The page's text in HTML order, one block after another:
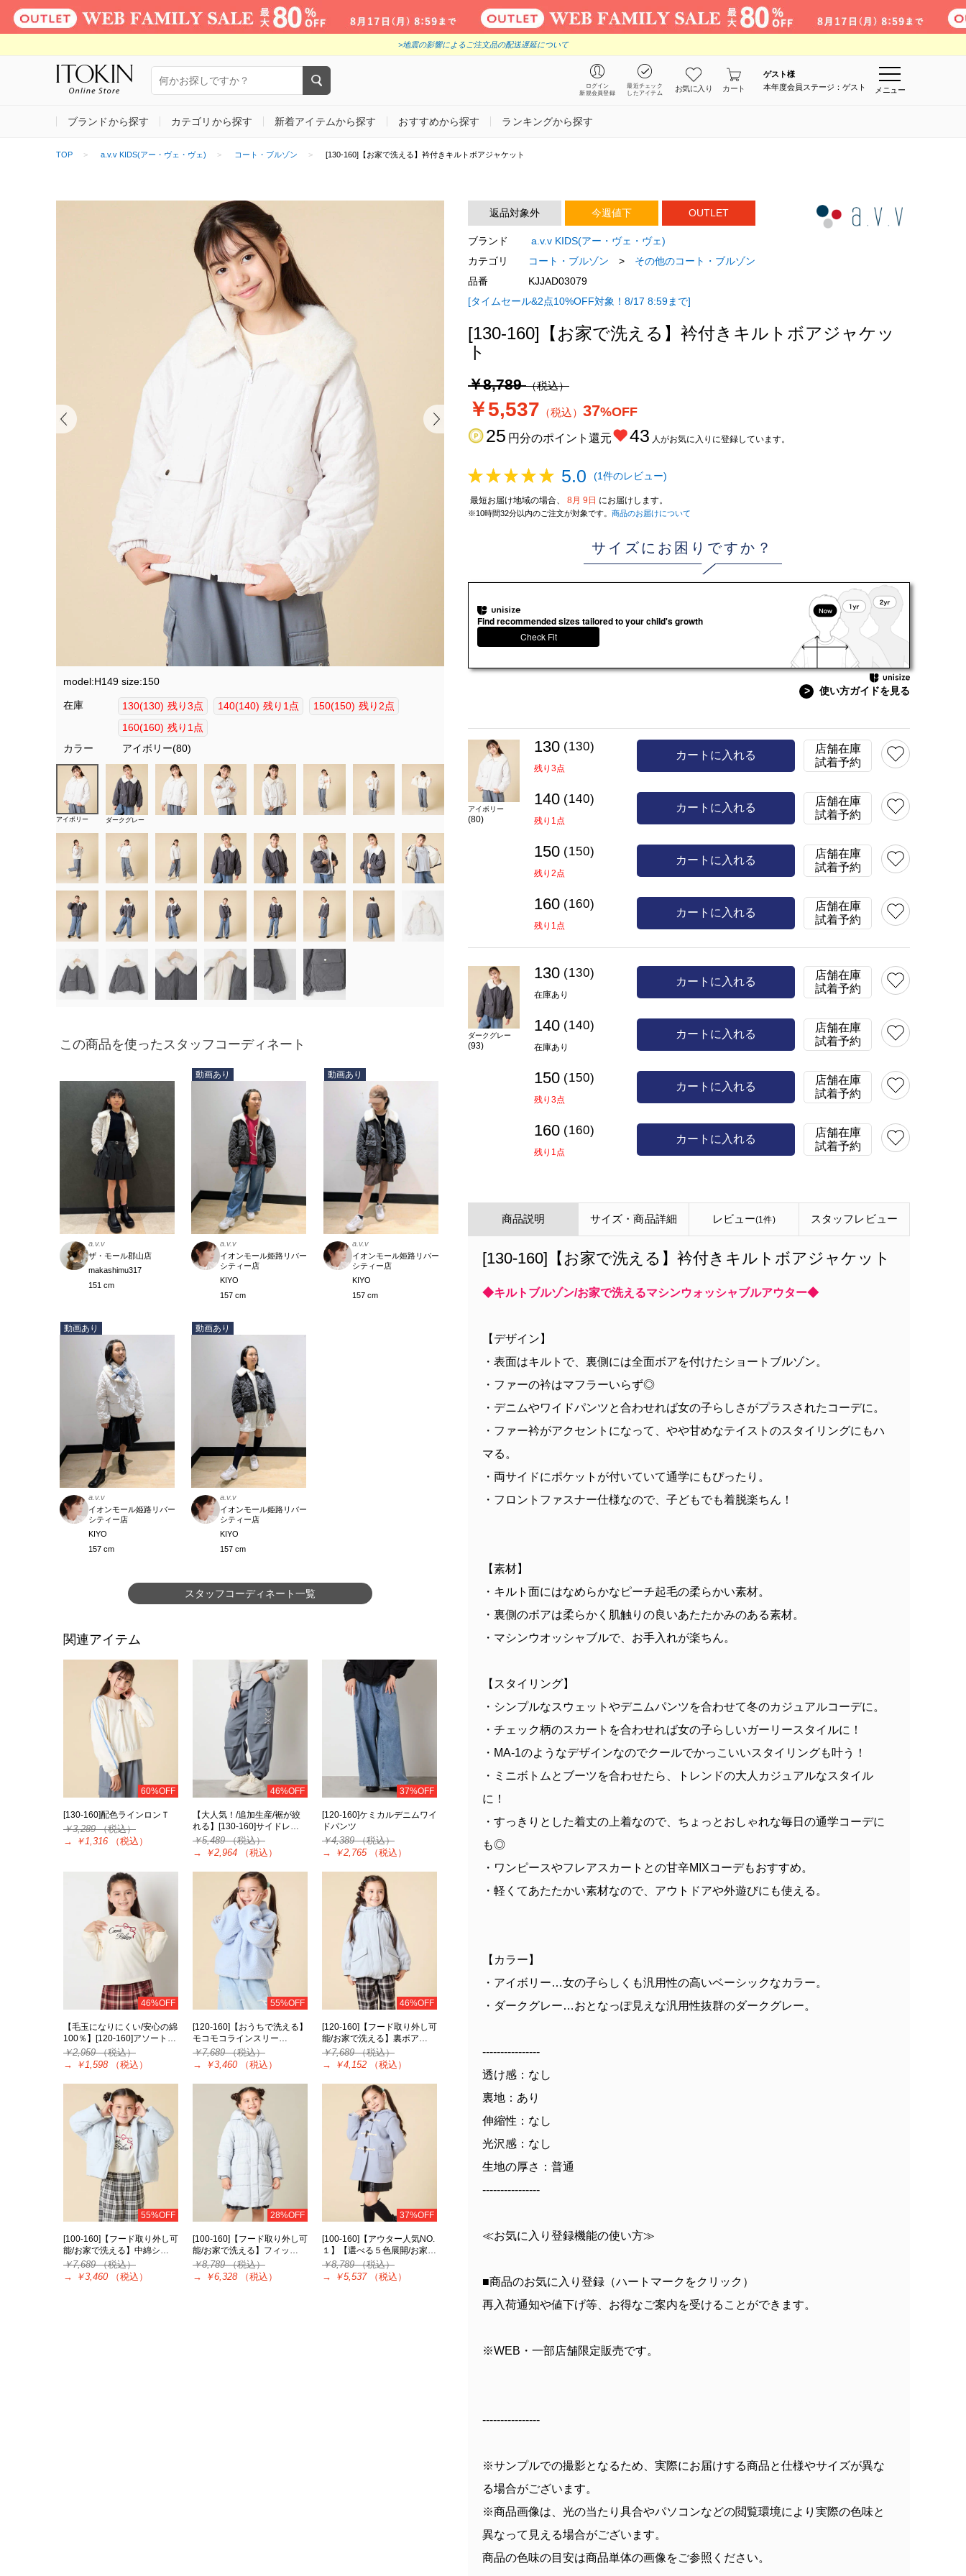
>地震の影響によるご注文品の配送遅延について
ログイン
新規会員登録
最近チェック
したアイテム
お気に入り カート
ゲスト様
本年度会員ステージ：ゲスト
メニュー
ブランドから探す カテゴリから探す 新着アイテムから探す おすすめから探す ランキングから探す
TOP a.v.v KIDS(アー・ヴェ・ヴェ) コート・ブルゾン [130-160]【お家で洗える】衿付きキルトボアジャケット
model:H149 size:150
在庫 130(130) 残り3点 140(140) 残り1点 150(150) 残り2点
160(160) 残り1点
カラー
アイボリー(80)
160(160) 残り1点
ダークグレー(93)
model:H149 size:150
アイボリー ダークグレー
この商品を使ったスタッフコーディネート
a.v.v
ザ・モール郡山店
makashimu317
151 cm
動画あり
a.v.v
イオンモール姫路リバー
シティー店
KIYO
157 cm
動画あり
a.v.v
イオンモール姫路リバー
シティー店
KIYO
157 cm
動画あり
a.v.v
イオンモール姫路リバー
シティー店
KIYO
157 cm
動画あり
a.v.v
イオンモール姫路リバー
シティー店
KIYO
157 cm
スタッフコーディネート一覧
関連アイテム
60%OFF
[130-160]配色ラインロンＴ
￥3,289（税込）
→
￥1,316 （税込）
46%OFF
【大人気！/追加生産/裾が絞
れる】[130-160]サイドレ…
￥5,489（税込）
→
￥2,964 （税込）
37%OFF
[120-160]ケミカルデニムワイ
ドパンツ
￥4,389（税込）
→
￥2,765 （税込）
46%OFF
【毛玉になりにくい/安心の綿
100％】[120-160]アソート…
￥2,959（税込）
→
￥1,598 （税込）
55%OFF
[120-160]【おうちで洗える】
モコモコラインスリー…
￥7,689（税込）
→
￥3,460 （税込）
46%OFF
[120-160]【フード取り外し可
能/お家で洗える】裏ボア…
￥7,689（税込）
→
￥4,152 （税込）
55%OFF
[100-160]【フード取り外し可
能/お家で洗える】中綿シ…
￥7,689（税込）
→
￥3,460 （税込）
28%OFF
[100-160]【フード取り外し可
能/お家で洗える】フィッ…
￥8,789（税込）
→
￥6,328 （税込）
37%OFF
[100-160]【アウター人気NO.
１】【選べる５色展開/お家…
￥8,789（税込）
→
￥5,537 （税込）
返品対象外 今週値下 OUTLET
ブランド
a.v.v KIDS(アー・ヴェ・ヴェ)
カテゴリ
コート・ブルゾン >
その他のコート・ブルゾン
品番
KJJAD03079
[タイムセール&2点10%OFF対象！8/17 8:59まで]
[130-160]【お家で洗える】衿付きキルトボアジャケッ
ト
￥8,789（税込）
￥5,537 （税込） 37%OFF
25 円分のポイント還元 43 人がお気に入りに登録しています。
5.0 (1件のレビュー)
最短お届け地域の場合、 8月 9日 にお届けします。
※10時間32分以内のご注文が対象です。 商品のお届けについて
サイズにお困りですか？
Find recommended sizes tailored to your child's growth
Check Fit
> 使い方ガイドを見る
アイボリー
(80)
130 (130)
残り3点
カートに入れる
店舗在庫
試着予約
140 (140)
残り1点
カートに入れる
店舗在庫
試着予約
150 (150)
残り2点
カートに入れる
店舗在庫
試着予約
160 (160)
残り1点
カートに入れる
店舗在庫
試着予約
ダークグレー
(93)
130 (130)
在庫あり
カートに入れる
店舗在庫
試着予約
140 (140)
在庫あり
カートに入れる
店舗在庫
試着予約
150 (150)
残り3点
カートに入れる
店舗在庫
試着予約
160 (160)
残り1点
カートに入れる
店舗在庫
試着予約
商品説明 サイズ・商品詳細 レビュー(1件) スタッフ レビュー
[130-160]【お家で洗える】衿付きキルトボアジャケット
◆キルトブルゾン/お家で洗えるマシンウォッシャブルアウター◆
【デザイン】
・表面はキルトで、裏側には全面ボアを付けたショートブルゾン。
・ファーの衿はマフラーいらず◎
・デニムやワイドパンツと合わせれば女の子らしさがプラスされたコーデに。
・ファー衿がアクセントになって、やや甘めなテイストのスタイリングにもハ
マる。
・両サイドにポケットが付いていて通学にもぴったり。
・フロントファスナー仕様なので、子どもでも着脱楽ちん！
【素材】
・キルト面にはなめらかなピーチ起毛の柔らかい素材。
・裏側のボアは柔らかく肌触りの良いあたたかみのある素材。
・マシンウオッシャブルで、お手入れが楽ちん。
【スタイリング】
・シンプルなスウェットやデニムパンツを合わせて冬のカジュアルコーデに。
・チェック柄のスカートを合わせれば女の子らしいガーリースタイルに！
・MA-1のようなデザインなのでクールでかっこいいスタイリングも叶う！
・ミニボトムとブーツを合わせたら、トレンドの大人カジュアルなスタイル
に！
・すっきりとした着丈の上着なので、ちょっとおしゃれな毎日の通学コーデに
も◎
・ワンピースやフレアスカートとの甘辛MIXコーデもおすすめ。
・軽くてあたたかい素材なので、アウトドアや外遊びにも使える。
【カラー】
・アイボリー…女の子らしくも汎用性の高いベーシックなカラー。
・ダークグレー…おとなっぽ見えな汎用性抜群のダークグレー。
----------------
透け感：なし
裏地：あり
伸縮性：なし
光沢感：なし
生地の厚さ：普通
----------------
≪お気に入り登録機能の使い方≫
■商品のお気に入り登録（ハートマークをクリック）
再入荷通知や値下げ等、お得なご案内を受けることができます。
※WEB・一部店舗限定販売です。
----------------
※サンプルでの撮影となるため、実際にお届けする商品と仕様やサイズが異な
る場合がございます。
※商品画像は、光の当たり具合やパソコンなどの閲覧環境により実際の色味と
異なって見える場合がございます。
商品の色味の目安は商品単体の画像をご参照ください。